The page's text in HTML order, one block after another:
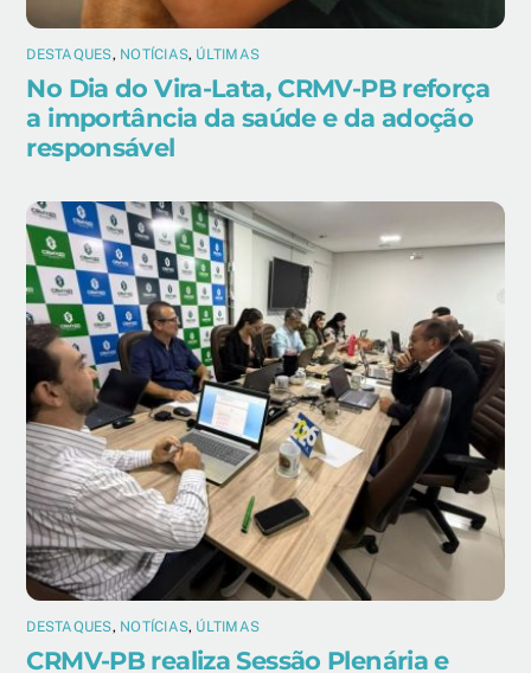
DESTAQUES, NOTÍCIAS, ÚLTIMAS
No Dia do Vira-Lata, CRMV-PB reforça
a importância da saúde e da adoção
responsável
DESTAQUES, NOTÍCIAS, ÚLTIMAS
CRMV-PB realiza Sessão Plenária e